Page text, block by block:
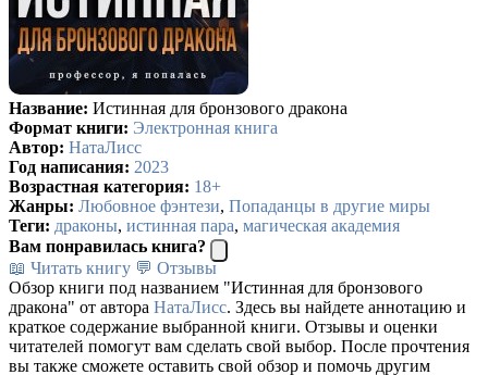
Название: Истинная для бронзового дракона
Формат книги: Электронная книга
Автор: НатаЛисс
Год написания: 2023
Возрастная категория: 18+
Жанры: Любовное фэнтези, Попаданцы в другие миры
Теги: драконы, истинная пара, магическая академия
Вам понравилась книга?
📖 Читать книгу 💬 Отзывы
Обзор книги под названием "Истинная для бронзового
дракона" от автора НатаЛисс. Здесь вы найдете аннотацию и
краткое содержание выбранной книги. Отзывы и оценки
читателей помогут вам сделать свой выбор. После прочтения
вы также сможете оставить свой обзор и помочь другим